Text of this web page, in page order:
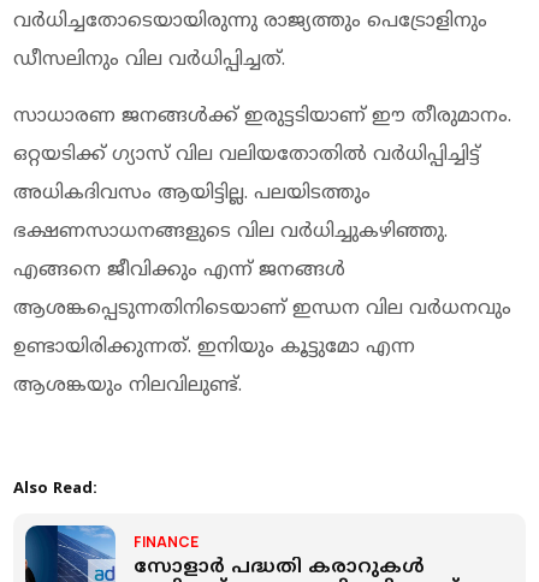
വര്‍ധിച്ചതോടെയായിരുന്നു രാജ്യത്തും പെട്രോളിനും
ഡീസലിനും വില വര്‍ധിപ്പിച്ചത്.
സാധാരണ ജനങ്ങൾക്ക് ഇരുട്ടടിയാണ് ഈ തീരുമാനം.
ഒറ്റയടിക്ക് ഗ്യാസ് വില വലിയതോതിൽ വർധിപ്പിച്ചിട്ട്
അധികദിവസം ആയിട്ടില്ല. പലയിടത്തും
ഭക്ഷണസാധനങ്ങളുടെ വില വർധിച്ചുകഴിഞ്ഞു.
എങ്ങനെ ജീവിക്കും എന്ന് ജനങ്ങൾ
ആശങ്കപ്പെടുന്നതിനിടെയാണ് ഇന്ധന വില വർധനവും
ഉണ്ടായിരിക്കുന്നത്. ഇനിയും കൂട്ടുമോ എന്ന
ആശങ്കയും നിലവിലുണ്ട്.
Also Read:
FINANCE
സോളാര്‍ പദ്ധതി കരാറുകള്‍